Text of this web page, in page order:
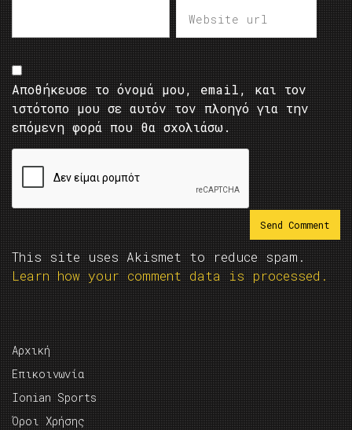
Αποθήκευσε το όνομά μου, email, και τον
ιστότοπο μου σε αυτόν τον πλοηγό για την
επόμενη φορά που θα σχολιάσω.
This site uses Akismet to reduce spam.
Learn how your comment data is processed.
Αρχική
Επικοινωνία
Ionian Sports
Όροι Χρήσης